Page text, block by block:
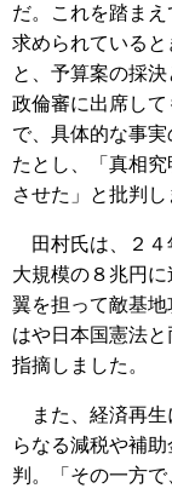
だ。これを踏ま
求められている
と、予算案の採
政倫審に出席し
で、具体的な事
たとし、「真相
させた」と批判し
田村氏は、２４
大規模の８兆円
翼を担って敵基
はや日本国憲法
指摘しました。
また、経済再生
らなる減税や補
判。「その一方